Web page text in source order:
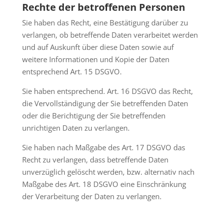
Rechte der betroffenen Personen
Sie haben das Recht, eine Bestätigung darüber zu
verlangen, ob betreffende Daten verarbeitet werden
und auf Auskunft über diese Daten sowie auf
weitere Informationen und Kopie der Daten
entsprechend Art. 15 DSGVO.
Sie haben entsprechend. Art. 16 DSGVO das Recht,
die Vervollständigung der Sie betreffenden Daten
oder die Berichtigung der Sie betreffenden
unrichtigen Daten zu verlangen.
Sie haben nach Maßgabe des Art. 17 DSGVO das
Recht zu verlangen, dass betreffende Daten
unverzüglich gelöscht werden, bzw. alternativ nach
Maßgabe des Art. 18 DSGVO eine Einschränkung
der Verarbeitung der Daten zu verlangen.